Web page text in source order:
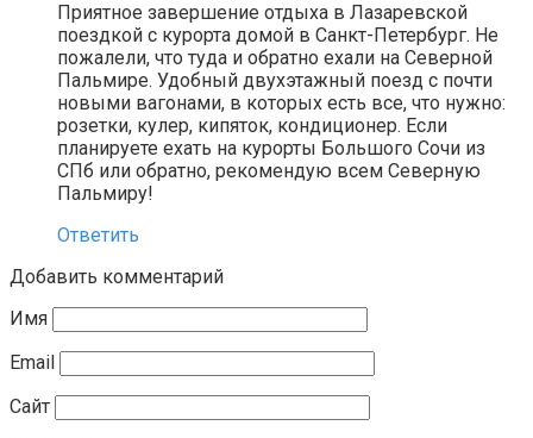
Приятное завершение отдыха в Лазаревской
поездкой с курорта домой в Санкт-Петербург. Не
пожалели, что туда и обратно ехали на Северной
Пальмире. Удобный двухэтажный поезд с почти
новыми вагонами, в которых есть все, что нужно:
розетки, кулер, кипяток, кондиционер. Если
планируете ехать на курорты Большого Сочи из
СПб или обратно, рекомендую всем Северную
Пальмиру!
Ответить
Добавить комментарий
Имя
Email
Сайт